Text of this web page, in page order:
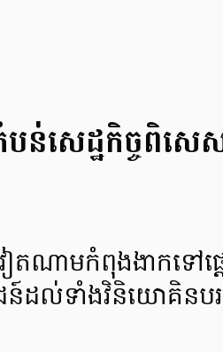
បន់​សេដ្ឋកិច្ច​ពិស
ៀតណាម​កំពុង​ងាក​ទៅ​ផ្
ដល់​ទាំងវិនិយោគិន​ប